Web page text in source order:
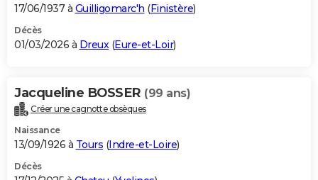
17/06/1937 à Guilligomarc'h (Finistère)
Décès
01/03/2026 à Dreux (Eure-et-Loir)
Jacqueline BOSSER (99 ans)
Créer une cagnotte obsèques
Naissance
13/09/1926 à Tours (Indre-et-Loire)
Décès